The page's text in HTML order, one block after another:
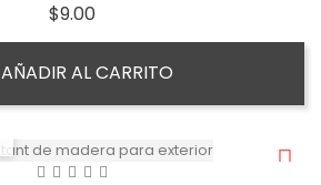
$9.00
AÑADIR AL CARRITO